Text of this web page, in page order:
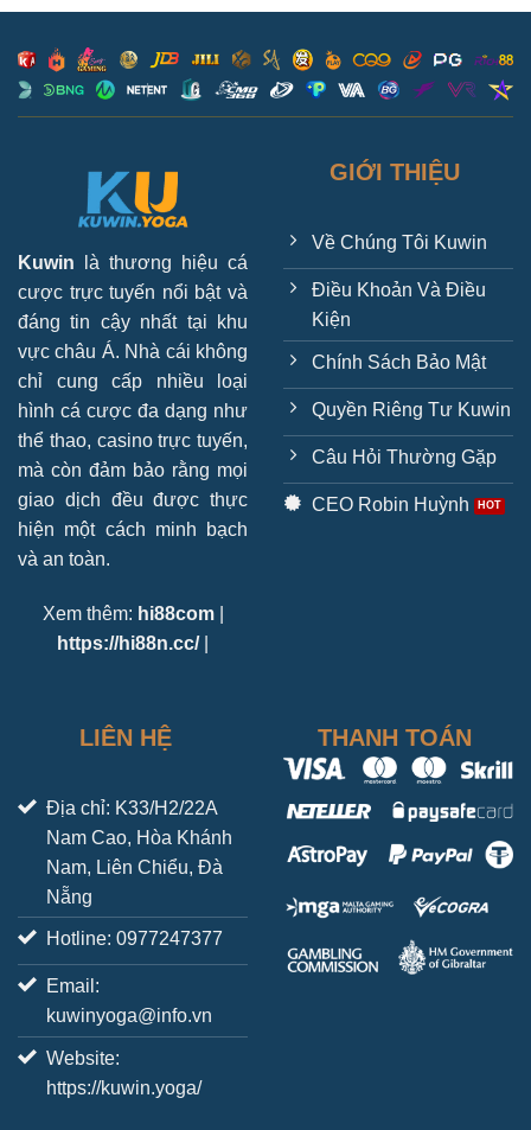
Kuwin là thương hiệu cá
cược trực tuyến nổi bật và
đáng tin cậy nhất tại khu
vực châu Á. Nhà cái không
chỉ cung cấp nhiều loại
hình cá cược đa dạng như
thể thao, casino trực tuyến,
mà còn đảm bảo rằng mọi
giao dịch đều được thực
hiện một cách minh bạch
và an toàn.
Xem thêm: hi88com|
https://hi88n.cc/|
GIỚI THIỆU
Về Chúng Tôi Kuwin
Điều Khoản Và Điều
Kiện
Chính Sách Bảo Mật
Quyền Riêng Tư Kuwin
Câu Hỏi Thường Gặp
CEO Robin Huỳnh
LIÊN HỆ
Địa chỉ: K33/H2/22A
Nam Cao, Hòa Khánh
Nam, Liên Chiểu, Đà
Nẵng
Hotline: 0977247377
Email:
kuwinyoga@info.vn
Website:
https://kuwin.yoga/
THANH TOÁN